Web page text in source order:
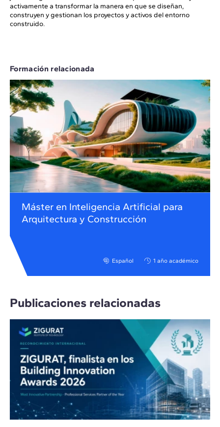
activamente a transformar la manera en que se diseñan,
construyen y gestionan los proyectos y activos del entorno
construido.
Formación relacionada
Máster en Inteligencia Artificial para
Arquitectura y Construcción
Español 1 año académico
Publicaciones relacionadas